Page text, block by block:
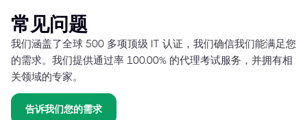
常见问题
我们涵盖了全球 500 多项顶级 IT 认证，我们确信我们能满足您
的需求。我们提供通过率 100.00% 的代理考试服务，并拥有相
关领域的专家。
告诉我们您的需求